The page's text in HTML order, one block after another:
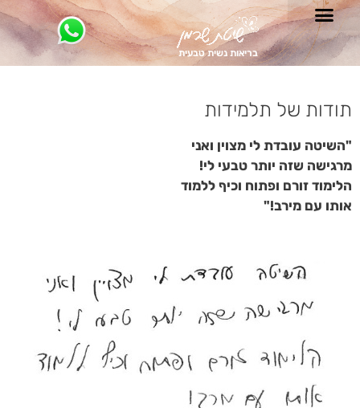
בריאות נשית טבעית
תודות של תלמידות
"השיטה עובדת לי מצוין ואני
מרגישה שזה יותר טבעי לי!
הלימוד זורם ופתוח וכיף ללמוד
אותו עם מירב!"